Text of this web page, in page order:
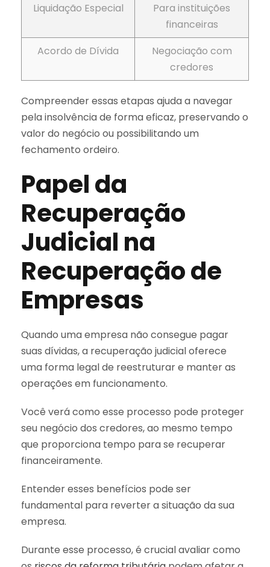
Liquidação Especial
Para instituições
financeiras
Acordo de Dívida
Negociação com
credores
Compreender essas etapas ajuda a navegar
pela insolvência de forma eficaz, preservando o
valor do negócio ou possibilitando um
fechamento ordeiro.
Papel da
Recuperação
Judicial na
Recuperação de
Empresas
Quando uma empresa não consegue pagar
suas dívidas, a recuperação judicial oferece
uma forma legal de reestruturar e manter as
operações em funcionamento.
Você verá como esse processo pode proteger
seu negócio dos credores, ao mesmo tempo
que proporciona tempo para se recuperar
financeiramente.
Entender esses benefícios pode ser
fundamental para reverter a situação da sua
empresa.
Durante esse processo, é crucial avaliar como